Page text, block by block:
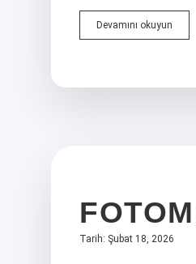
Devamını okuyun
ne
Tarih: Şubat 18, 2026